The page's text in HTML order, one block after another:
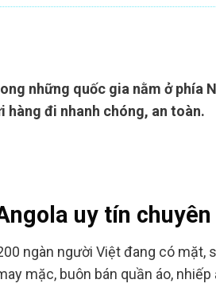
những quốc gia nằm ở phía
hàng đi nhanh chóng, an toàn.
uy tín
ngàn người Việt đang có mặt,
mặc, buôn bán quần áo,